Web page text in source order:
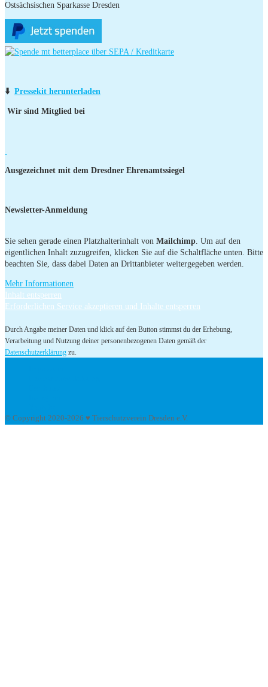
Ostsächsischen Sparkasse Dresden
⬇️ Pressekit herunterladen
Wir sind Mitglied bei
Ausgezeichnet mit dem Dresdner Ehrenamtssiegel
Newsletter-Anmeldung
Sie sehen gerade einen Platzhalterinhalt von Mailchimp. Um auf den
eigentlichen Inhalt zuzugreifen, klicken Sie auf die Schaltfläche unten. Bitte
beachten Sie, dass dabei Daten an Drittanbieter weitergegeben werden.
Mehr Informationen
Inhalt entsperren
Erforderlichen Service akzeptieren und Inhalte entsperren
Durch Angabe meiner Daten und klick auf den Button stimmst du der Erhebung,
Verarbeitung und Nutzung deiner personenbezogenen Daten gemäß der
Datenschutzerklärung zu.
© Copyright 2020-2026 ♥ Tierschutzverein Dresden e.V.